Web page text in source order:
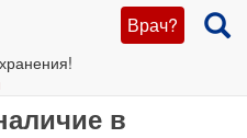
Врач?
в